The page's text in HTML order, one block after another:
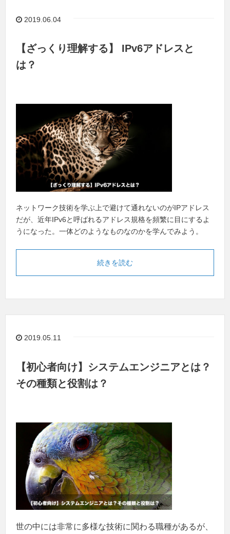
2019.06.04
【ざっくり理解する】 IPv6アドレスと
は？
ネットワーク技術を学ぶ上で避けて通れないのがIPアドレス
だが、近年IPv6と呼ばれるアドレス規格を頻繁に目にするよ
うになった。一体どのようなものなのかを学んでみよう。
続きを読む
2019.05.11
【初心者向け】システムエンジニアとは？
その種類と役割は？
世の中には非常に多様な技術に関わる職種があるが、